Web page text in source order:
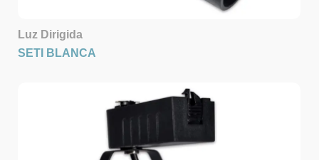
Luz Dirigida
SETI BLANCA